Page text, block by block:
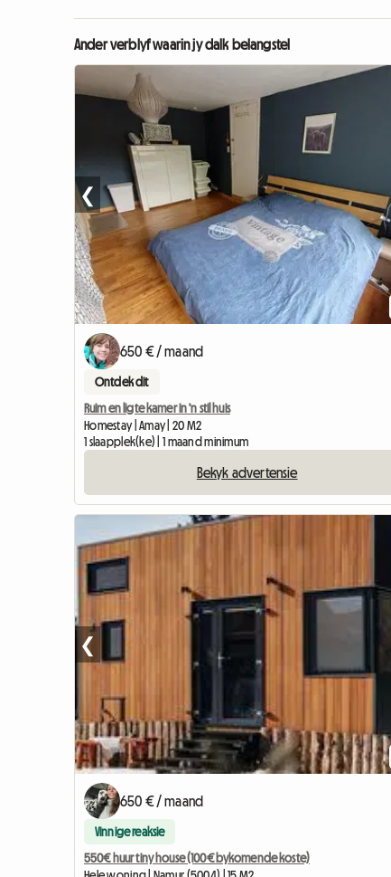
Ander verblyf waarin jy dalk belangstel
❮
650 € / maand
Ontdek dit
Ruim en ligte kamer in 'n stil huis
Homestay | Amay | 20 M2
1 slaapplek(ke) | 1 maand minimum
Bekyk advertensie
❮
650 € / maand
Vinnige reaksie
550€ huur tiny house (100€ bykomende koste)